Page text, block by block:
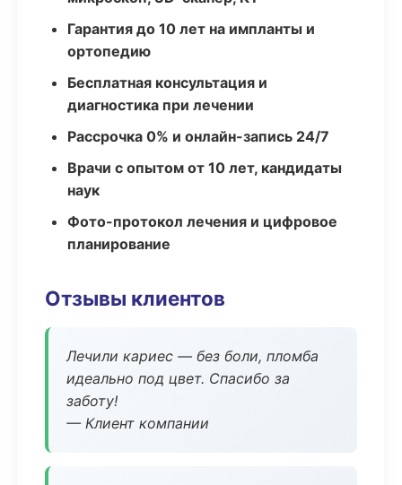
Гарантия до 10 лет на импланты и
ортопедию
Бесплатная консультация и
диагностика при лечении
Рассрочка 0% и онлайн-запись 24/7
Врачи с опытом от 10 лет, кандидаты
наук
Фото-протокол лечения и цифровое
планирование
Отзывы клиентов
Лечили кариес — без боли, пломба
идеально под цвет. Спасибо за
заботу!
— Клиент компании